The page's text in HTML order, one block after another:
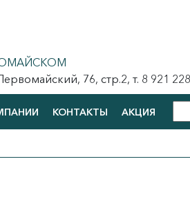
76, стр.2, т. 8 921
КОНТАКТЫ АКЦИЯ